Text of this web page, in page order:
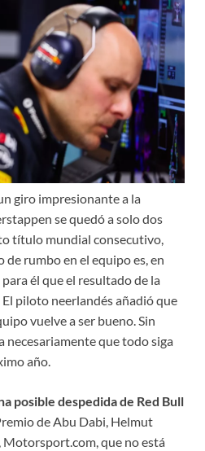
giro impresionante a la
se quedó a solo dos
título mundial consecutivo,
de rumbo en el equipo es, en
él que el resultado de la
piloto neerlandés añadió que
vuelve a ser bueno. Sin
necesariamente que todo siga
año.
posible despedida de Red Bull
de Abu Dabi, Helmut
que no está